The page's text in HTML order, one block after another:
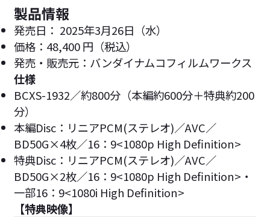
製品情報
発売日： 2025年3月26日（水）
価格：48,400 円（税込）
発売・販売元：バンダイナムコフィルムワークス
仕様
BCXS-1932／約800分（本編約600分＋特典約200
分）
本編Disc：リニアPCM(ステレオ)／AVC／
BD50G×4枚／16：9<1080p High Definition>
特典Disc：リニアPCM(ステレオ)／AVC／
BD50G×2枚／16：9<1080p High Definition>・
一部16：9<1080i High Definition>
【特典映像】